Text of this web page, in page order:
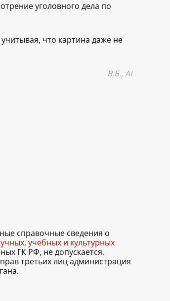
уголовного дела по
что картина даже не
В.Б., AI
справочные сведения о
учебных и культурных
ГК РФ, не допускается.
третьих лиц администрация